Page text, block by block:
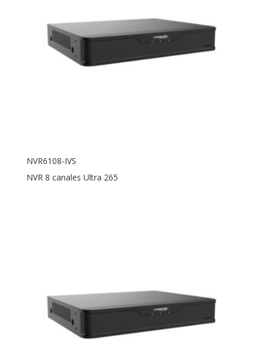
NVR6108-IVS
NVR 8 canales Ultra 265